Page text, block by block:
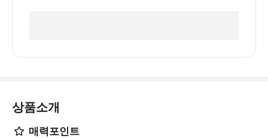
상품소개
매력포인트